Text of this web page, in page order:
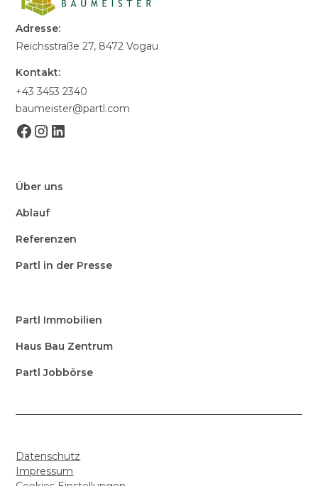
Adresse:
Reichsstraße 27, 8472 Vogau
Kontakt:
+43 3453 2340
baumeister@partl.com
Über uns
Ablauf
Referenzen
Partl in der Presse
Partl Immobilien
Haus Bau Zentrum
Partl Jobbörse
Datenschutz
Impressum